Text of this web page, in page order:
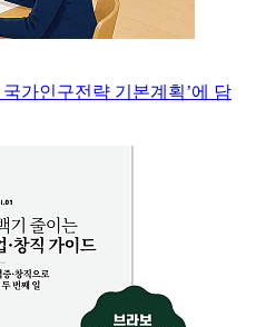
가인구전략 기본계획’에 담